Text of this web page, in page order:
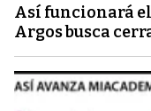
Así funcionará
Argos busca